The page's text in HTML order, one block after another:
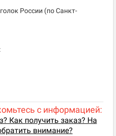
России (по Санкт-
с информацией:
Как получить заказ? На
внимание?